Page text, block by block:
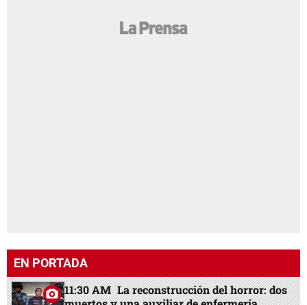
EN PORTADA
11:30 AM La reconstrucción del horror: dos